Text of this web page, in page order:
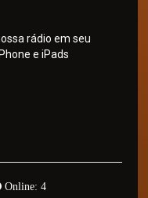
Online: 4